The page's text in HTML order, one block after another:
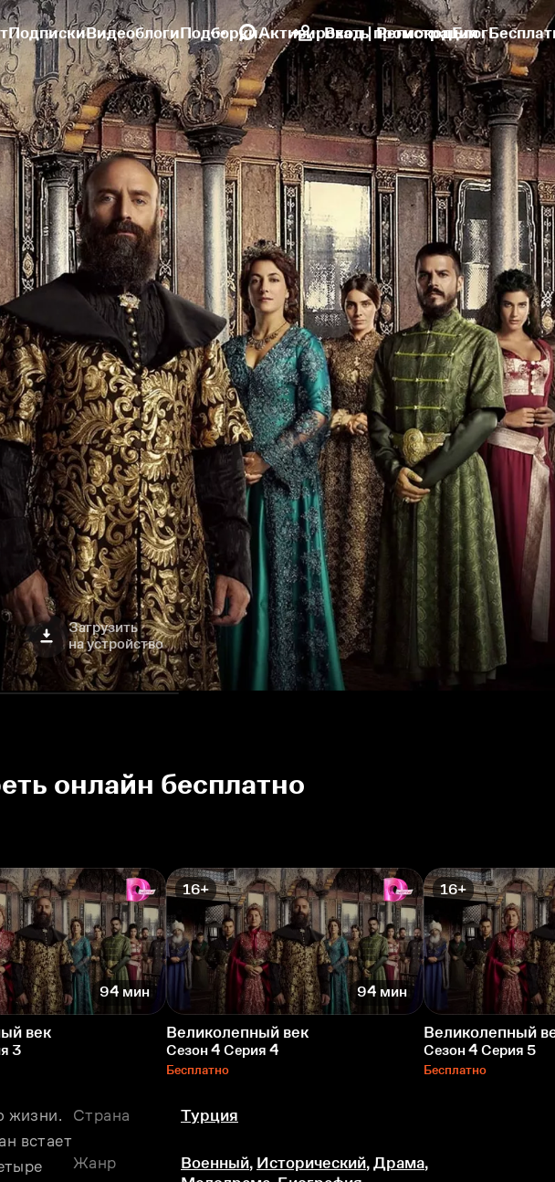
ПодпискиВидеоблогиПодборкиАктивировать промокодБлог
Вход | Регистрация
Загрузить
на устройство
онлайн бесплатно
94 мин
век
3
16+
94 мин
Великолепный век
Сезон 4 Серия 4
Бесплатно
16+
Великолепный
Сезон 4 Серия 5
Бесплатно
жизни.
встает
Страна Турция
Жанр Военный, Исторический, Драма,